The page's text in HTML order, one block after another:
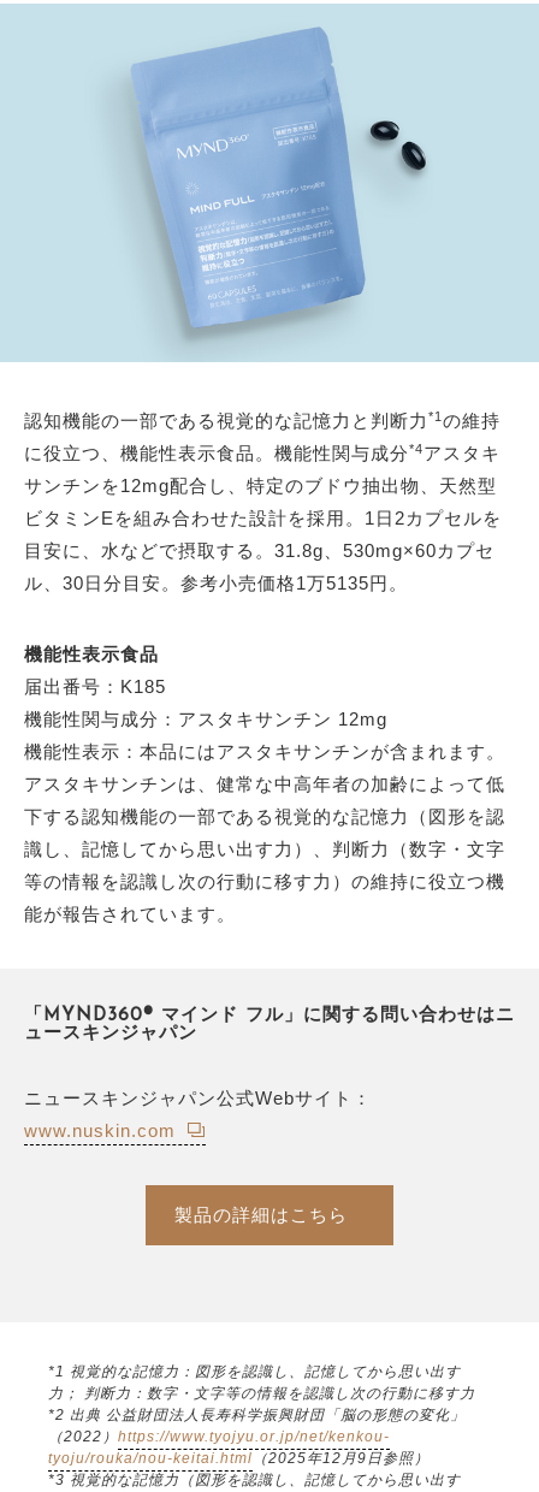
認知機能の一部である視覚的な記憶力と判断力 *1 の維持
に役立つ、機能性表示食品。機能性関与成分*4アスタキ
サンチンを12mg配合し、特定のブドウ抽出物、天然型
ビタミンEを組み合わせた設計を採用。1日2カプセルを
目安に、水などで摂取する。31.8g、530mg×60カプセ
ル、30日分目安。参考小売価格1万5135円。
機能性表示食品
届出番号：K185
機能性関与成分：アスタキサンチン 12mg
機能性表示：本品にはアスタキサンチンが含まれます。
アスタキサンチンは、健常な中高年者の加齢によって低
下する認知機能の一部である視覚的な記憶力（図形を認
識し、記憶してから思い出す力）、判断力（数字・文字
等の情報を認識し次の行動に移す力）の維持に役立つ機
能が報告されています。
「MYND360® マインド フル」に関する問い合わせはニ
ュースキンジャパン
ニュースキンジャパン公式Webサイト：
www.nuskin.com
製品の詳細はこちら
*1 視覚的な記憶力：図形を認識し、記憶してから思い出す
力； 判断力：数字・文字等の情報を認識し次の行動に移す力
*2 出典 公益財団法人長寿科学振興財団「脳の形態の変化」
（2022） https://www.tyojyu.or.jp/net/kenkou-
tyoju/rouka/nou-keitai.html （2025年12月9日参照）
*3 視覚的な記憶力（図形を認識し、記憶してから思い出す